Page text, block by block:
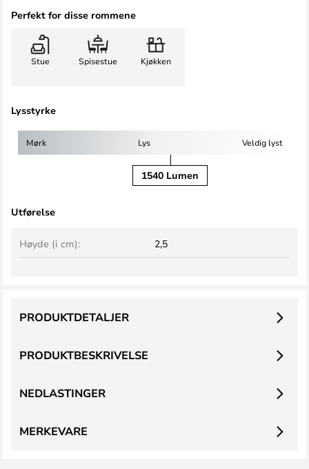
Perfekt for disse rommene
Stue Spisestue Kjøkken
Lysstyrke
Mørk Lys Veldig lyst
1540 Lumen
Utførelse
Høyde (i cm): 2,5
PRODUKTBESKRIVELSE
PRODUKTDETALJER
NEDLASTINGER
MERKEVARE